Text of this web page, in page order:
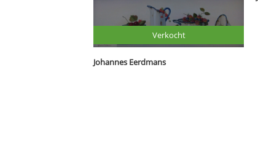
Johannes Eerdmans
Verkocht